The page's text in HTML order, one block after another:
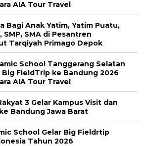
AIA Tour Travel
Bagi Anak Yatim, Yatim Puatu,
SMP, SMA di Pesantren
Tarqiyah Primago Depok
School Tanggerang Selatan
FieldTrip ke Bandung 2026
AIA Tour Travel
3 Gelar Kampus Visit dan
Bandung Jawa Barat
School Gelar Big Fieldrtip
Tahun 2026